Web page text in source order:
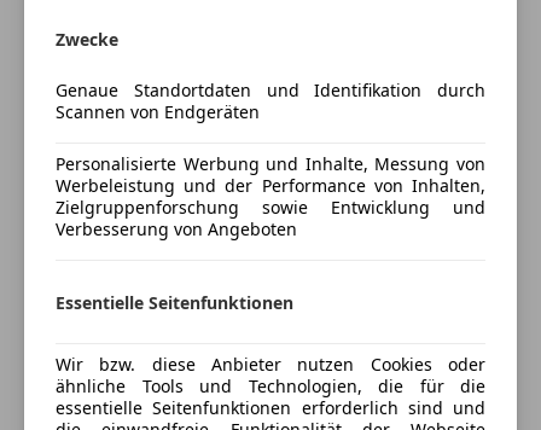
Tempomat
Android Auto
Bluetooth
DAB-Radio
Freisprecheinrichtung
MP3
Sicherheit
Airbag Beifahrerseite abschaltbar
Audiosystem: Multimedia Toyota Touch
Außenspiegel elektr. anklappbar
Außenspiegel elektr. verstell- und heizbar
Bluetooth-Schnittstelle
Cloud-Navigationssystem
DAB-Tuner (Radioempfang digital)
Fernbedienung für Zentralverriegelung
Frontscheibe heizbar
Geschwindigkeits-Begrenzeranlage
Geschwindigkeits-Regelanlage (Tempomat) mit
Mehr anzeigen
Preisbewertung
Mehr anzeigen
Versicherung
Kfz-Versicherung
Zwecke
Genaue Standortdaten und Identifikation durch
Scannen von Endgeräten
Personalisierte Werbung und Inhalte, Messung von
Werbeleistung und der Performance von Inhalten,
Zielgruppenforschung sowie Entwicklung und
Verbesserung von Angeboten
Essentielle Seitenfunktionen
Wir bzw. diese Anbieter nutzen Cookies oder
ähnliche Tools und Technologien, die für die
essentielle Seitenfunktionen erforderlich sind und